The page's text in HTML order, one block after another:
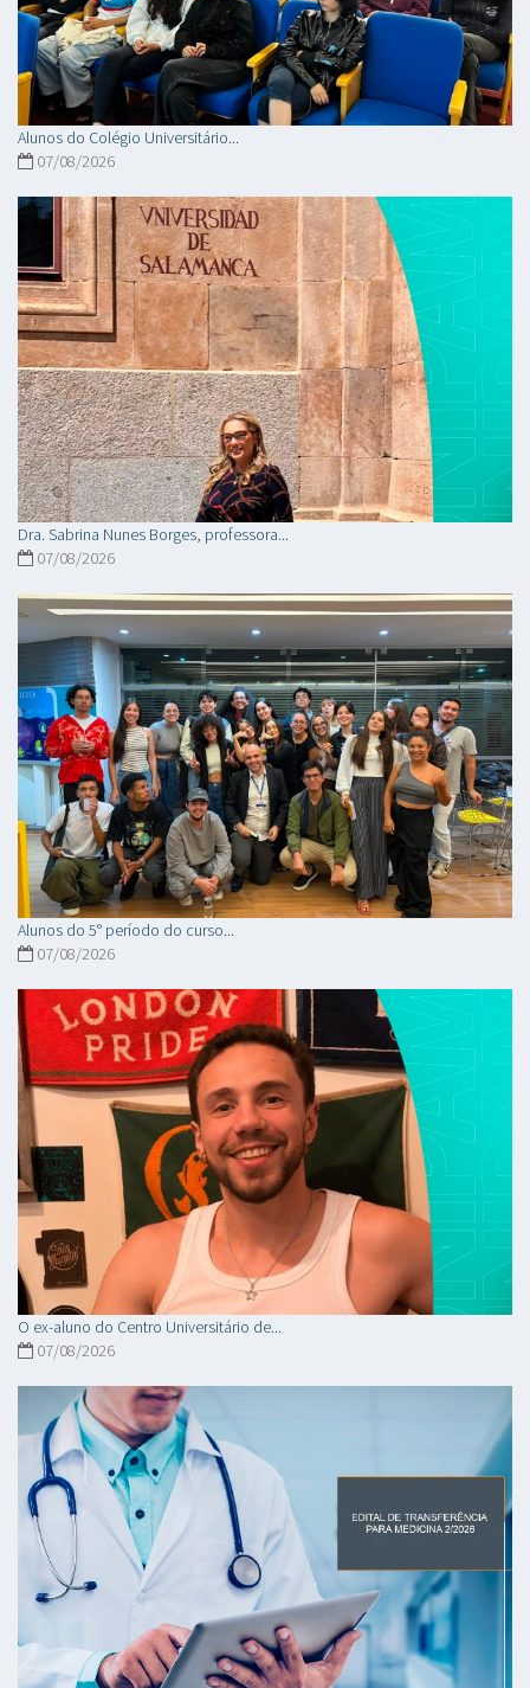
Alunos do Colégio Universitário...
07/08/2026
Dra. Sabrina Nunes Borges, professora...
07/08/2026
Alunos do 5° período do curso...
07/08/2026
O ex-aluno do Centro Universitário de...
07/08/2026